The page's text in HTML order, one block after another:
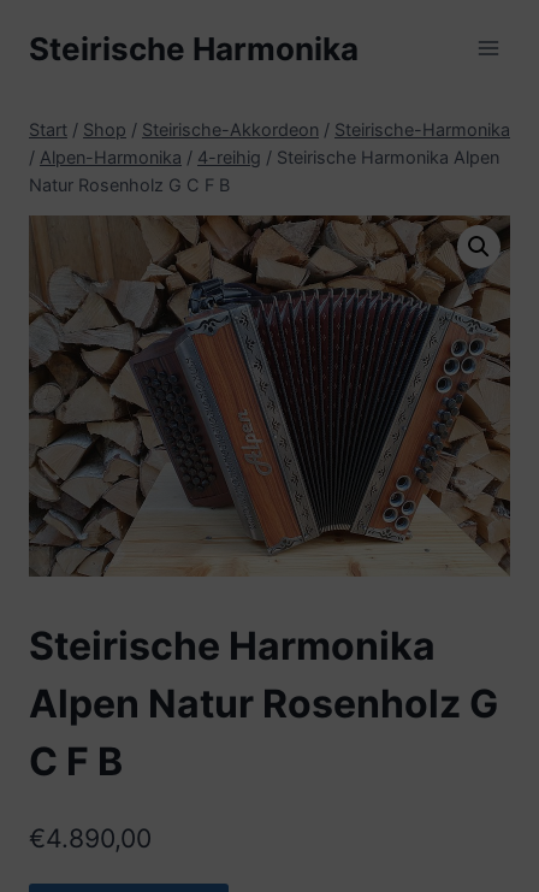
InhaltSteirische Harmonika
Start / Shop / Steirische-Akkordeon / Steirische-Harmonika
/ Alpen-Harmonika / 4-reihig / Steirische Harmonika Alpen
Natur Rosenholz G C F B
Steirische Harmonika
Alpen Natur Rosenholz G
C F B
€4.890,00